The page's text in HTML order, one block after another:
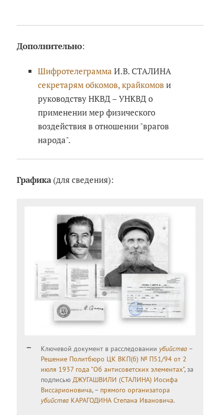
Дополнительно:
Шифротелеграмма И.В. СТАЛИНА
секретарям обкомов, крайкомови
руководству НКВД – УНКВД о
применении мер физического
воздействия в отношении "врагов
народа".
Графика(для сведения):
Ключевой документ в расследовании убийства –
Решение Политбюро ЦК ВКП(б) № П51/94 от 2
июля 1937 года "Об антисоветских элементах", за
подписьюДЖУГАШВИЛИ (СТАЛИНА) Иосифа
Виссарионовича, – прямого организатора
убийства КАРАГОДИНА Степана Ивановича.